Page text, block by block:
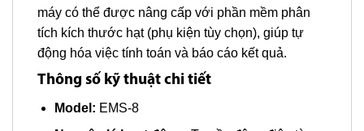
máy có thể được nâng cấp với phần mềm phân
tích kích thước hạt (phụ kiện tùy chọn), giúp tự
động hóa việc tính toán và báo cáo kết quả.
Thông số kỹ thuật chi tiết
Model: EMS-8